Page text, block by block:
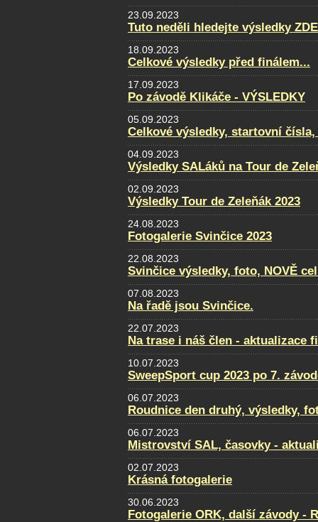
23.09.2023
Tuto neděli hledejte výsledky
18.09.2023
Celkové výsledky před finálem...
17.09.2023
Po závodě Klikáče - VÝSLEDKY
05.09.2023
Celkové výsledky, startovní
04.09.2023
Výsledky SALáků na Tour de
02.09.2023
Výsledky Tour de Zeleňák 2023
24.08.2023
Fotogalerie Svinčice 2023
22.08.2023
Svinčice výsledky, foto, NOVĚ
07.08.2023
Na řadě jsou Svinčice.
22.07.2023
Na trase i náš člen - aktualizace
10.07.2023
SweepSport cup 2023 po 7.
06.07.2023
Roudnice den druhý, výsledky,
06.07.2023
Mistrovství SAL, časovky -
02.07.2023
Krásná fotogalerie
30.06.2023
Fotogalerie ORK, další závody -